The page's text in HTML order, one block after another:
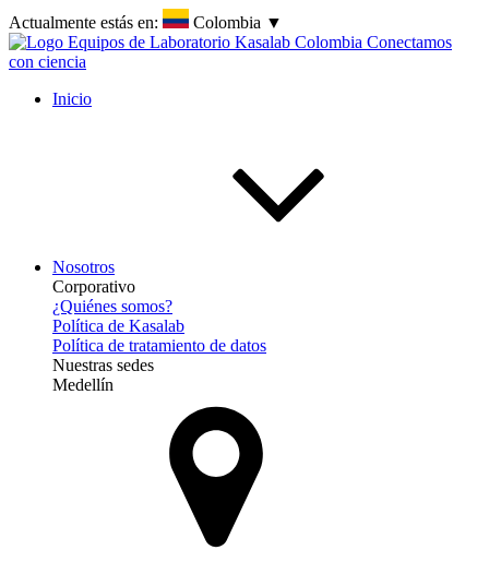
Actualmente estás en: Colombia ▼
Inicio
Nosotros
Corporativo
¿Quiénes somos?
Política de Kasalab
Política de tratamiento de datos
Nuestras sedes
Medellín